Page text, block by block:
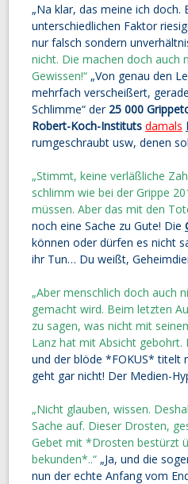
„Na klar, das meine ich
unterschiedlichen Faktor
nur falsch sondern
nicht. Die machen doch auch
Gewissen!“ „Von genau den
mehrfach verscheißert,
Schlimme“ der 25 000
Robert-Koch-Instituts damals
rumgeschraubt usw, denen
„Stimmt, keine verläßliche
schlimm wie bei der Grippe
müssen. Aber das mit den
noch eine Sache zu Gute! Die
können oder dürfen es nicht
ihr Tun… Du weißt,
„Aber menschlich doch auch
gemacht wird. Beim letzten
zu sagen, was nicht mit
Lanz hat mit Absicht gebohrt.
und der blöde *FOKUS* titelt
geht gar nicht! Der Medien-
„Nicht glauben, wissen.
Sache auf. Dieser Drosten,
Gebet mit *Drosten bestürzt
bekunden*..“ „Ja, und die
nun der echte Anfang vom